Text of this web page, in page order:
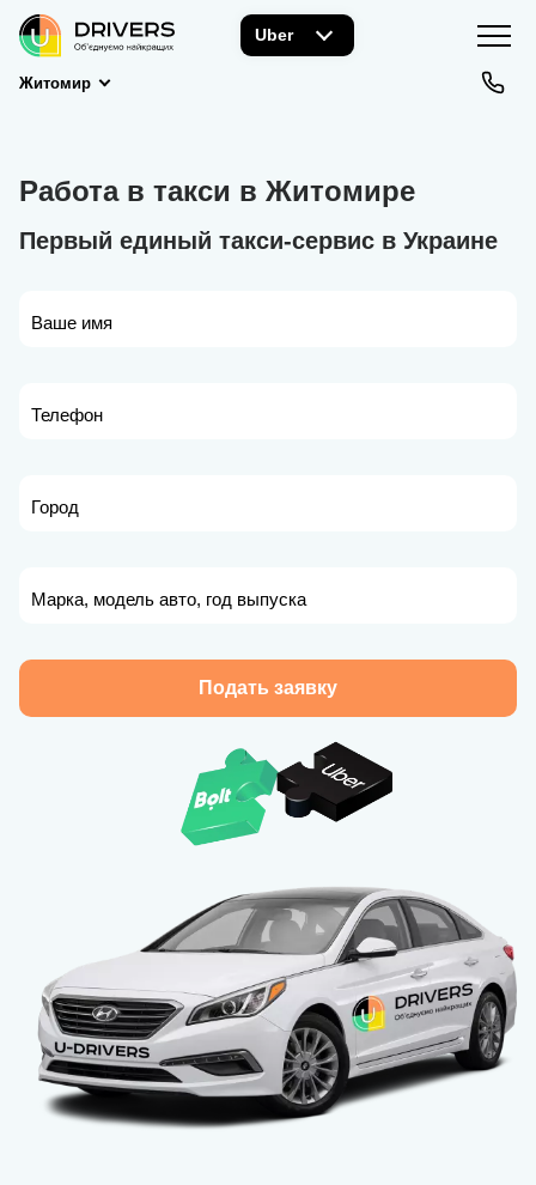
Uber
Житомир
Работа в такси в Житомире
Первый единый такси-сервис в Украине
Ваше имя
Телефон
Город
Марка, модель авто, год выпуска
Подать заявку